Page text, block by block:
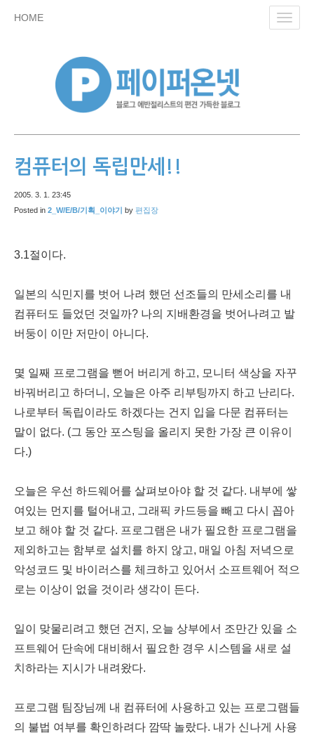
HOME
컴퓨터의 독립만세!!
2005. 3. 1. 23:45
Posted in 2_W/E/B/기획_이야기 by 편집장
3.1절이다.
일본의 식민지를 벗어 나려 했던 선조들의 만세소리를 내
컴퓨터도 들었던 것일까? 나의 지배환경을 벗어나려고 발
버둥이 이만 저만이 아니다.
몇 일째 프로그램을 뻗어 버리게 하고, 모니터 색상을 자꾸
바꿔버리고 하더니, 오늘은 아주 리부팅까지 하고 난리다.
나로부터 독립이라도 하겠다는 건지 입을 다문 컴퓨터는
말이 없다. (그 동안 포스팅을 올리지 못한 가장 큰 이유이
다.)
오늘은 우선 하드웨어를 살펴보아야 할 것 같다. 내부에 쌓
여있는 먼지를 털어내고, 그래픽 카드등을 빼고 다시 꼽아
보고 해야 할 것 같다. 프로그램은 내가 필요한 프로그램을
제외하고는 함부로 설치를 하지 않고, 매일 아침 저녁으로
악성코드 및 바이러스를 체크하고 있어서 소프트웨어 적으
로는 이상이 없을 것이라 생각이 든다.
일이 맞물리려고 했던 건지, 오늘 상부에서 조만간 있을 소
프트웨어 단속에 대비해서 필요한 경우 시스템을 새로 설
치하라는 지시가 내려왔다.
프로그램 팀장님께 내 컴퓨터에 사용하고 있는 프로그램들
의 불법 여부를 확인하려다 깜딱 놀랐다. 내가 신나게 사용